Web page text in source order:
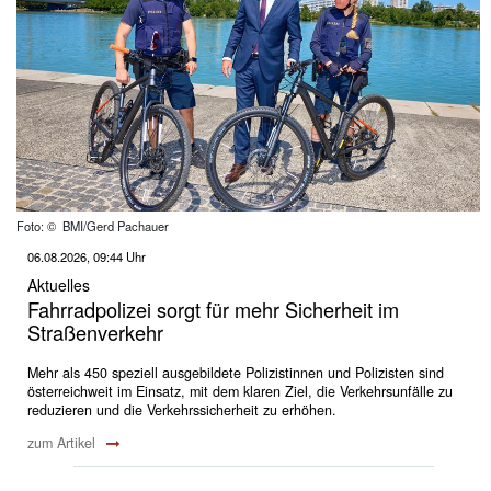
Foto: © BMI/Gerd Pachauer
06.08.2026, 09:44 Uhr
Aktuelles
Fahrradpolizei sorgt für mehr Sicherheit im
Straßenverkehr
Mehr als 450 speziell ausgebildete Polizistinnen und Polizisten sind
österreichweit im Einsatz, mit dem klaren Ziel, die Verkehrsunfälle zu
reduzieren und die Verkehrssicherheit zu erhöhen.
zum Artikel